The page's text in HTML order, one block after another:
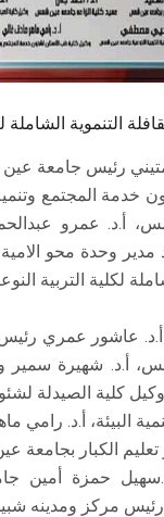
التنموية الشاملة
رئيس جامعة عين
خدمة المجتمع
أ.د. عمرو
لكلية التربية
أ.د. عاشور عمري رئيس
أ.د. شهيرة سمير
كلية الصيدلة
البيئة، أ.د. رامي
الكبار
حمزة أمين
مركز ومدينه